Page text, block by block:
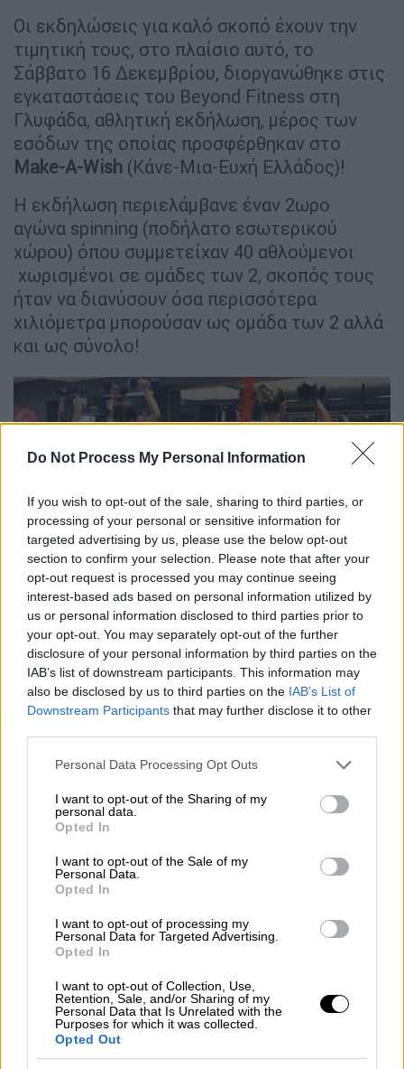
Do Not Process My Personal Information
If you wish to opt-out of the sale, sharing to third parties, or
processing of your personal or sensitive information for
targeted advertising by us, please use the below opt-out
section to confirm your selection. Please note that after your
opt-out request is processed you may continue seeing
interest-based ads based on personal information utilized by
us or personal information disclosed to third parties prior to
your opt-out. You may separately opt-out of the further
disclosure of your personal information by third parties on the
IAB’s list of downstream participants. This information may
also be disclosed by us to third parties on the IAB’s List of
Downstream Participants that may further disclose it to other
Please note that this website/app uses one or more Google
not limited to your visit or usage behaviour. You may click to
grant or deny consent to Google and its third-party tags to
use your data for below specified purposes in below Google
consent section.
Personal Data Processing Opt Outs
I want to opt-out of the Sharing of my
personal data.
Opted In
I want to opt-out of the Sale of my
Personal Data.
Opted In
I want to opt-out of processing my
Personal Data for Targeted Advertising.
Opted In
I want to opt-out of Collection, Use,
Retention, Sale, and/or Sharing of my
Personal Data that Is Unrelated with the
Purposes for which it was collected.
Opted Out
Οι εκδηλώσεις για καλό σκοπό έχουν την
τιμητική τους, στο πλαίσιο αυτό, το
Σάββατο 16 Δεκεμβρίου, διοργανώθηκε στις
εγκαταστάσεις του Beyond Fitness στη
Γλυφάδα, αθλητική εκδήλωση, μέρος των
εσόδων της οποίας προσφέρθηκαν στο
Make-A-Wish (Κάνε-Μια-Ευχή Ελλάδος)!
Η εκδήλωση περιελάμβανε έναν 2ωρο
αγώνα spinning (ποδήλατο εσωτερικού
χώρου) όπου συμμετείχαν 40 αθλούμενοι
χωρισμένοι σε ομάδες των 2, σκοπός τους
ήταν να διανύσουν όσα περισσότερα
χιλιόμετρα μπορούσαν ως ομάδα των 2 αλλά
και ως σύνολο!
Στον αγώνα συμμετείχαν άνδρες και
γυναίκες που αγαπούν την άθληση και
το spinning άλλα και τριαθλητές που
βοήθησαν στη συντέλεση του σημαντικού
στόχου!
Ο όμορφος αυτός αγώνας ξεχώρισε από την
χαρούμενη διάθεση των συμμετεχόντων, την
δυνατή χορευτική μουσική από Live DJ Set
και φυσικά το Live Saxophone show που
έπαιζε στο ρυθμό και έδινε ενέργεια στην
Μετά το τέλος του αγώνα, όλους τους
δροσιστικοί χυμοί VERVE και μπάρες
πρωτεΐνης από τα X-Treme Stores ενώ
παράλληλα πραγματοποιήθηκε βράβευση